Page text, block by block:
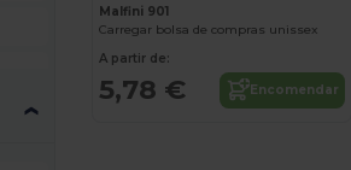
Malfini 901
Carregar bolsa de compras unissex
A partir de:
5,78 € Encomendar